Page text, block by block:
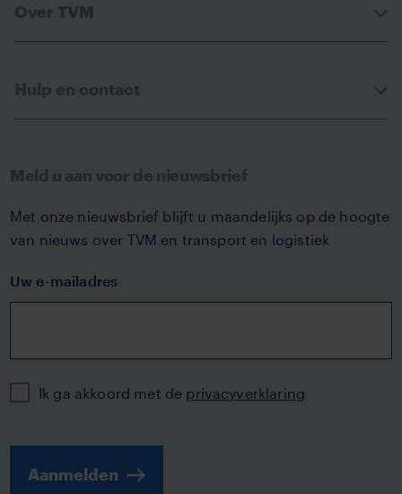
Over TVM
Hulp en contact
Meld u aan voor de nieuwsbrief
Met onze nieuwsbrief blijft u maandelijks op de hoogte
van nieuws over TVM en transport en logistiek
Uw e-mailadres
PrivacyIk ga akkoord met de privacyverklaring